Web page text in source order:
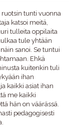
tunti vuonna
katsoi meitä,
tulleita oppilaita
tule yhtään
sanoi. Se tuntui
Ehkä
kuitenkin tuli
ihan
kaikki asiat ihan
me kaikki
hän on väärässä.
pedagogisesti